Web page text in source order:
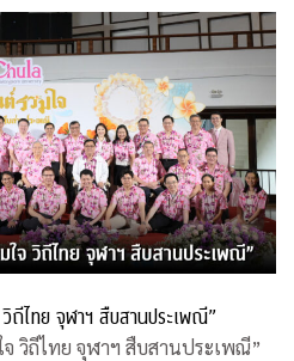
ถีไทย จุฬาฯ สืบสานประเพณี”
จ วิถีไทย จุฬาฯ สืบสานประเพณี”